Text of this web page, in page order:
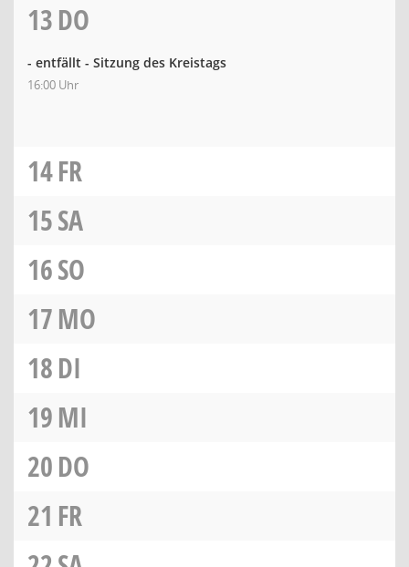
13DO
- entfällt - Sitzung des Kreistags
16:00 Uhr
14FR
15SA
16SO
17MO
18DI
19MI
20DO
21 FR